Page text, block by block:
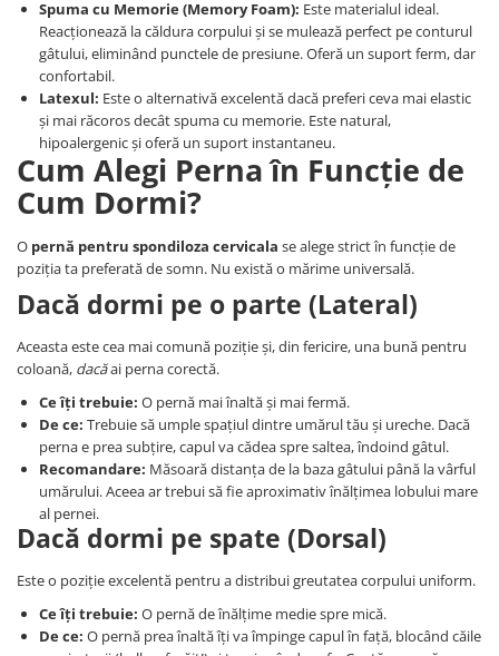
Spuma cu Memorie (Memory Foam): Este materialul ideal.
Reacționează la căldura corpului și se mulează perfect pe conturul
gâtului, eliminând punctele de presiune. Oferă un suport ferm, dar
confortabil.
Latexul: Este o alternativă excelentă dacă preferi ceva mai elastic
și mai răcoros decât spuma cu memorie. Este natural,
hipoalergenic și oferă un suport instantaneu.
Cum Alegi Perna în Funcție de
Cum Dormi?
O pernă pentru spondiloza cervicala se alege strict în funcție de
poziția ta preferată de somn. Nu există o mărime universală.
Dacă dormi pe o parte (Lateral)
Aceasta este cea mai comună poziție și, din fericire, una bună pentru
coloană, dacăai perna corectă.
Ce îți trebuie: O pernă mai înaltă și mai fermă.
De ce: Trebuie să umple spațiul dintre umărul tău și ureche. Dacă
perna e prea subțire, capul va cădea spre saltea, îndoind gâtul.
Recomandare: Măsoară distanța de la baza gâtului până la vârful
umărului. Aceea ar trebui să fie aproximativ înălțimea lobului mare
al pernei.
Dacă dormi pe spate (Dorsal)
Este o poziție excelentă pentru a distribui greutatea corpului uniform.
Ce îți trebuie: O pernă de înălțime medie spre mică.
De ce: O pernă prea înaltă îți va împinge capul în față, blocând căile